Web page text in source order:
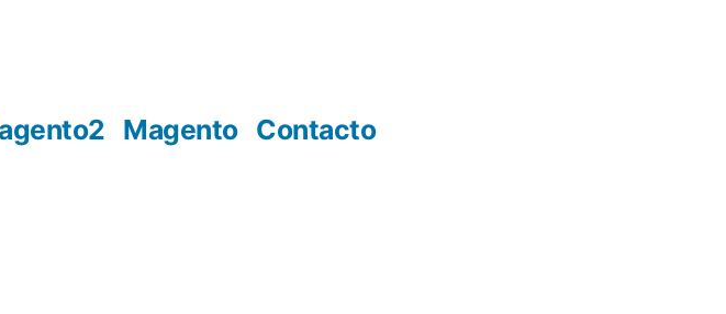
Magento Contacto